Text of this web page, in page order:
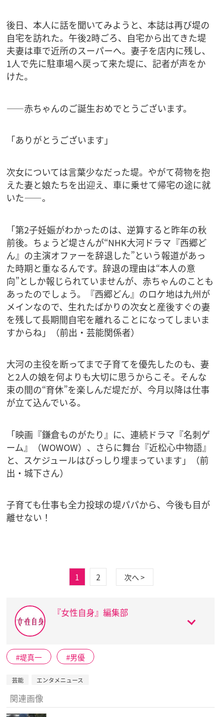
後日、本人に話を聞いてみようと、本誌は再び堤の
自宅を訪れた。午後2時ごろ、自宅から出てきた堤
夫妻は車で近所のスーパーへ。妻子を店内に残し、
1人で先に駐車場へ戻って来た堤に、記者が声をか
けた。
――赤ちゃんのご誕生おめでとうございます。
「ありがとうございます」
次女については言葉少なだった堤。やがて荷物を抱
えた妻と娘たちを出迎え、車に乗せて帰宅の途に就
いた――。
「第2子妊娠がわかったのは、逆算すると昨年の秋
前後。ちょうど堤さんが“NHK大河ドラマ『西郷ど
ん』の主演オファーを辞退した”という報道があっ
た時期と重なるんです。辞退の理由は“本人の意
向”としか報じられていませんが、赤ちゃんのことも
あったのでしょう。『西郷どん』のロケ地は九州が
メインなので、生れたばかりの次女と産後すぐの妻
を残して長期間自宅を離れることになってしまいま
すからね」（前出・芸能関係者）
大河の主役を断ってまで子育てを優先したのも、妻
と2人の娘を何よりも大切に思うからこそ。そんな
束の間の“育休”を楽しんだ堤だが、今月以降は仕事
が立て込んでいる。
「映画『鎌倉ものがたり』に、連続ドラマ『名刺ゲ
ーム』（WOWOW）、さらに舞台『近松心中物語』
と、スケジュールはびっしり埋まっています」（前
出・城下さん）
子育ても仕事も全力投球の堤パパから、今後も目が
離せない！
1 2 次へ >
『女性自身』編集部
堤真一 男優
芸能 エンタメニュース
関連画像